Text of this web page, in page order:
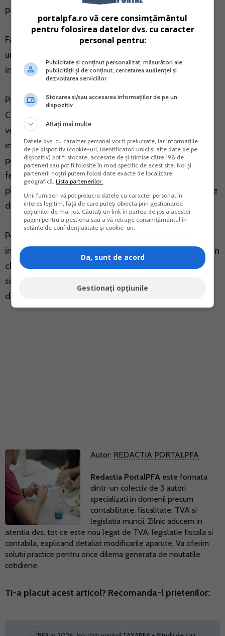
pana la 31 decembrie 2020.
Facilitatile de mai sus vizeaza perioada starii de
urgenta, precum si luna urmatoare celei in care a
incetat starea de urgenta (15 martie – 30 iunie).
Prin derogare de la prevederile art. 84 alin. (1)-(3) din
Codul fiscal, in anul 2020, nu sunt venituri impozabile
veniturile din chirii aferente lunilor martie-decembrie,
in situatia in care proprietarii reduc chiria lunara
perceputa cu cel putin 30% fata de chiria lunii
februarie 2020. Veniturile scutite nu intra in calculul
plafonului pentru plata contributiei de asigurari sociale
de sanatate (CASS).
Pentru proprietarii platitori de impozit pe profit si de
impozit pe veniturile microintreprinderilor veniturile din
chirii sunt impozabile doar in proportie de 80%, in
situatia in care chiria se reduce cu cel putin 20% fata
de chiria lunii februarie 2020.
Autor: REDACTIA PORTALPFA
Redactia PortalPFA este formata
dintr-un colectiv de 3 autori
specializati in domenii precum
contabilitate, fiscalitate, TVA si
legislatia muncii. Zilnic aducem in
atentia dvs. tot ce este nou legat de TVA, legislatie fiscala si
contabila, explicand detaliat modificarile aparute. Va oferim
solutii practice pentru orice dilema generata de noutatile
cotidiene.
Ti-a placut acest articol? Recomanda-l prietenilor:
portalpfa.ro vă cere consimțământul
pentru folosirea datelor dvs. cu caracter
personal pentru:
Publicitate și conținut personalizat, măsurători ale
publicității și de conținut, cercetarea audienței și
dezvoltarea serviciilor
Stocarea și/sau accesarea informațiilor de pe un
dispozitiv
Aflați mai multe
Datele dvs. cu caracter personal vor fi prelucrate, iar informațiile
de pe dispozitiv (cookie-uri, identificatori unici și alte date de pe
dispozitiv) pot fi stocate, accesate de și trimise către 198 de
parteneri sau pot fi folosite în mod specific de acest site. Noi și
partenerii noștri putem folosi date exacte de localizare
geografică.Lista partenerilor.
Unii furnizori vă pot prelucra datele cu caracter personal în
interes legitim, față de care puteți obiecta prin gestionarea
opțiunilor de mai jos. Căutați un link în partea de jos a acestei
pagini pentru a gestiona sau a vă retrage consimțământul în
setările de confidențialitate și cookie-uri.
Da, sunt de acord
Gestionați opțiunile